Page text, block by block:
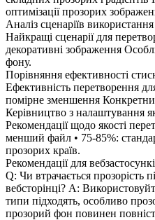
оптимізації прозорих
Аналіз сценаріїв використання
Найкращі сценарії для
декоративні зображення
фону.
Порівняння ефективності
Ефективність перетворення
помірне зменшення
Керівництво з налаштування
Рекомендації щодо якості
менший файл • 75-85%:
прозорих країв.
Рекомендації для
Q: Чи втрачається прозорість
вебсторінці? A:
типи підходять, особливо
прозорий фон повинен